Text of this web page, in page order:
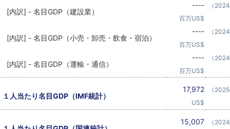
[内訳] - 名目GDP（建設業）
----
百万US$
（
[内訳] - 名目GDP（小売・卸売・飲食・宿泊）
----
百万US$
（
[内訳] - 名目GDP（運輸・通信）
----
百万US$
（
１人当たり名目GDP（IMF統計）
17,972
US$
（
15,007 （